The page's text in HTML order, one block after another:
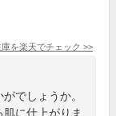
を楽天でチェック >>
でしょうか。
に仕上がりま